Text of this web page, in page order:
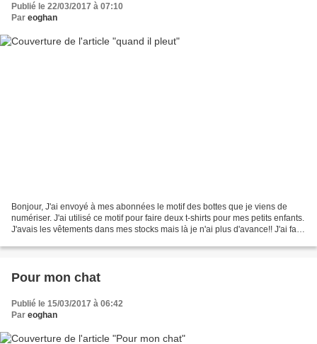
Publié le 22/03/2017 à 07:10
Par eoghan
Bonjour, J'ai envoyé à mes abonnées le motif des bottes que je viens de
numériser. J'ai utilisé ce motif pour faire deux t-shirts pour mes petits enfants.
J'avais les vêtements dans mes stocks mais là je n'ai plus d'avance!! J'ai fait
Pour mon chat
Publié le 15/03/2017 à 06:42
Par eoghan